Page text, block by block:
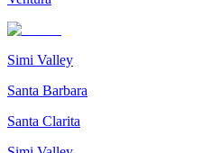
Simi Valley
Santa Barbara
Santa Clarita